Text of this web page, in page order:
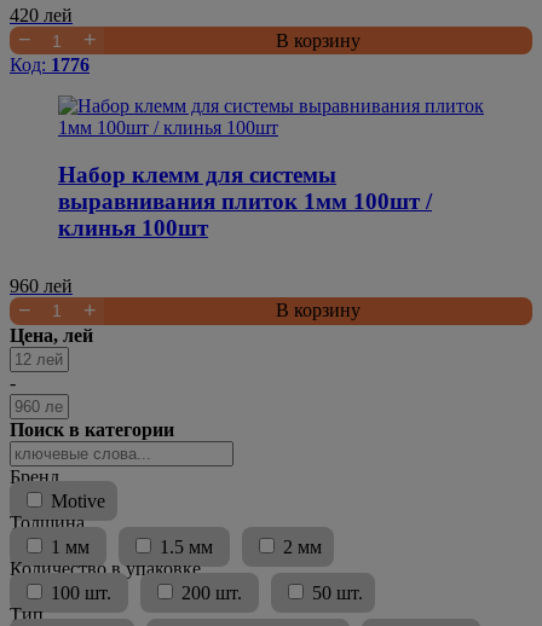
420 лей
− +
В корзину
Код: 1776
Набор клемм для системы
выравнивания плиток 1мм 100шт /
клинья 100шт
960 лей
− +
В корзину
Цена, лей
-
Поиск в категории
Бренд
Motive
Толщина
1 мм
1.5 мм
2 мм
Количество в упаковке
100 шт.
200 шт.
50 шт.
Тип